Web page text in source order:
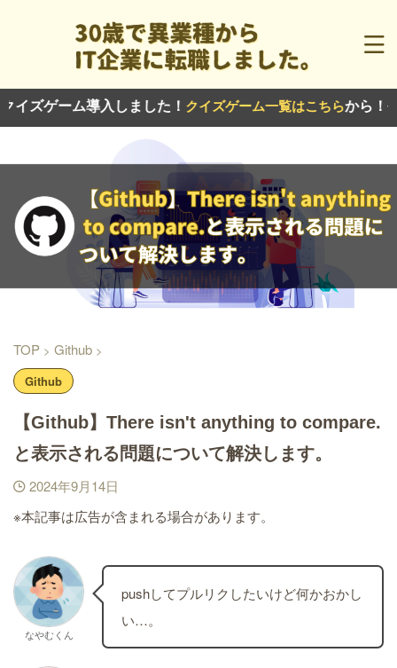
ム導入しました！クイズゲーム一覧はこちらから！今後も続
TOP > Github >
Github
【Github】There isn't anything to compare.
と表示される問題について解決します。
2024年9月14日
※本記事は広告が含まれる場合があります。
なやむくん
pushしてプルリクしたいけど何かおかし
い…。